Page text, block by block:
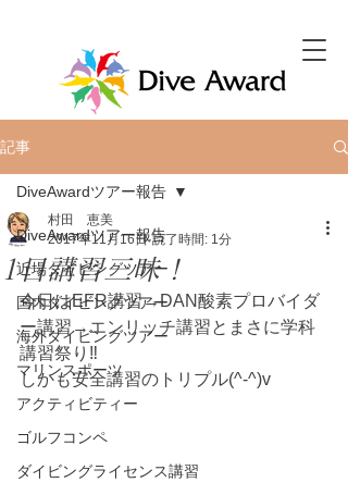
記事
DiveAwardツアー報告
近場ダイビングツアー
国内ダイビングツアー
海外ダイビングツアー
マリンスポーツ
アクティビティー
ゴルフコンペ
ダイビングライセンス講習
DiveAwardツアー報告
1日講習三昧！
村田 恵美
2017年11月16日 読了時間: 1分
今日はEFR講習→DAN酸素プロバイダ
ー講習→エンリッチ講習とまさに学科
講習祭り‼️
しかも安全講習のトリプル(^-^)v